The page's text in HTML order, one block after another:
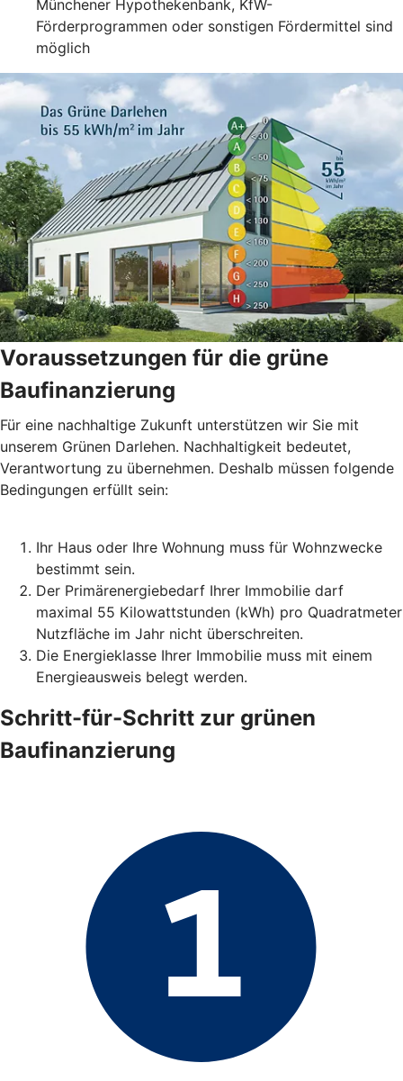
Münchener Hypothekenbank, KfW-
Förderprogrammen oder sonstigen Fördermittel sind
möglich
Voraussetzungen für die grüne
Baufinanzierung
Für eine nachhaltige Zukunft unterstützen wir Sie mit
unserem Grünen Darlehen. Nachhaltigkeit bedeutet,
Verantwortung zu übernehmen. Deshalb müssen folgende
Bedingungen erfüllt sein:
Ihr Haus oder Ihre Wohnung muss für Wohnzwecke
bestimmt sein.
Der Primärenergiebedarf Ihrer Immobilie darf
maximal 55 Kilowattstunden (kWh) pro Quadratmeter
Nutzfläche im Jahr nicht überschreiten.
Die Energieklasse Ihrer Immobilie muss mit einem
Energieausweis belegt werden.
Schritt-für-Schritt zur grünen
Baufinanzierung